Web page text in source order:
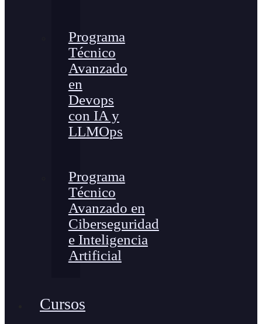
Programa
Técnico
Avanzado
en
Devops
con IA y
LLMOps
Programa
Técnico
Avanzado en
Ciberseguridad
e Inteligencia
Artificial
Cursos